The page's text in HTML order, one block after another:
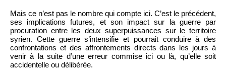
Mais ce n’est pas le nombre qui compte ici. C’est le précédent,
ses implications futures, et son impact sur la guerre par
procuration entre les deux superpuissances sur le territoire
syrien. Cette guerre s’intensifie et pourrait conduire à des
confrontations et des affrontements directs dans les jours à
venir à la suite d’une erreur commise ici ou là, qu’elle soit
accidentelle ou délibérée.